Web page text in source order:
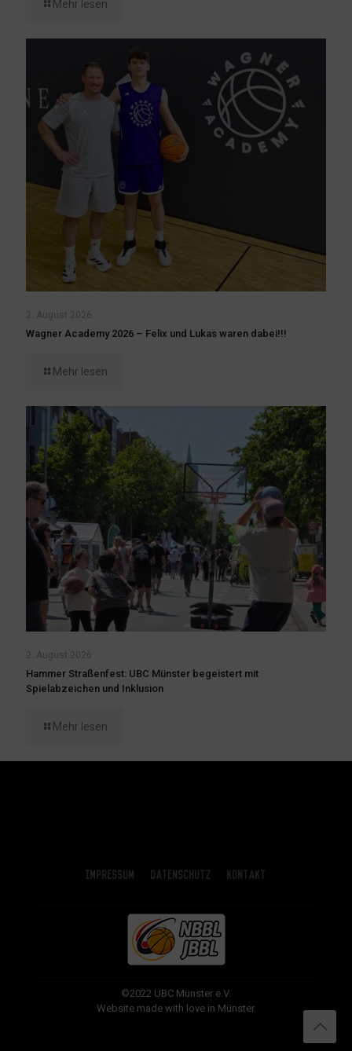
Mehr lesen
2. August 2026
Wagner Academy 2026 – Felix und Lukas waren dabei!!!
Mehr lesen
2. August 2026
Hammer Straßenfest: UBC Münster begeistert mit
Spielabzeichen und Inklusion
Mehr lesen
Impressum Datenschutz Kontakt
©2022 UBC Münster e.V.
Website made with love in Münster.